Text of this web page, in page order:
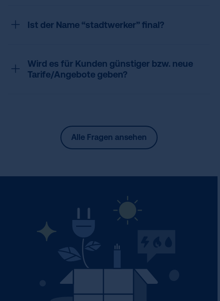
Ist der Name “stadtwerker” final?
Wird es für Kunden günstiger bzw. neue
Tarife/Angebote geben?
Alle Fragen ansehen